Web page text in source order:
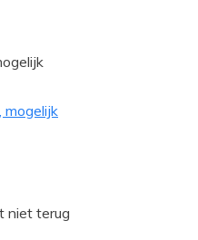
niet terug